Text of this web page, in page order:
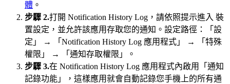
體 。
步驟 2.打開 Notification History Log，請依照提示進入 裝
置設定，並允許該應用存取您的通知。設定路徑：「設
定」 → 「Notification History Log 應用程式」 → 「特殊
權限」 → 「通知存取權限」。
步驟 3.在 Notification History Log 應用程式內啟用「通知
記錄功能」，這樣應用就會自動記錄您手機上的所有通